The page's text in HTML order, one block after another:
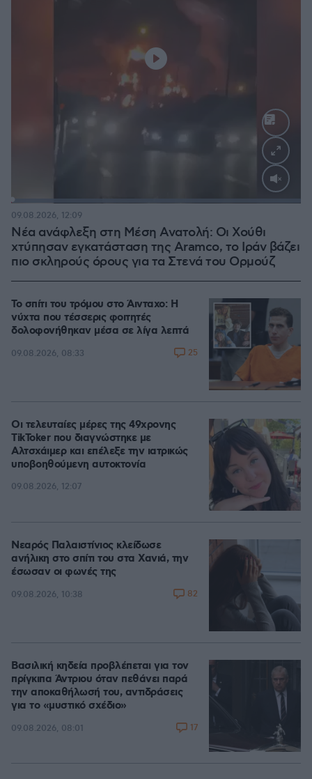
Νέα ανάφλεξη στη Μέση Ανατολή: Οι Χούθι
χτύπησαν εγκατάσταση της Aramco, το Ιράν βάζει
πιο σκληρούς όρους για τα Στενά του Ορμούζ
09.08.2026, 12:09
Το σπίτι του τρόμου στο Άινταχο: Η
νύχτα που τέσσερις φοιτητές
δολοφονήθηκαν μέσα σε λίγα λεπτά
09.08.2026, 08:33 25
Οι τελευταίες μέρες της 49χρονης
TikToker που διαγνώστηκε με
Αλτσχάιμερ και επέλεξε την ιατρικώς
υποβοηθούμενη αυτοκτονία
09.08.2026, 12:07
Νεαρός Παλαιστίνιος κλείδωσε
ανήλικη στο σπίτι του στα Χανιά, την
έσωσαν οι φωνές της
09.08.2026, 10:38 82
Βασιλική κηδεία προβλέπεται για τον
πρίγκιπα Άντριου όταν πεθάνει παρά
την αποκαθήλωσή του, αντιδράσεις
για το «μυστικό σχέδιο»
09.08.2026, 08:01 17